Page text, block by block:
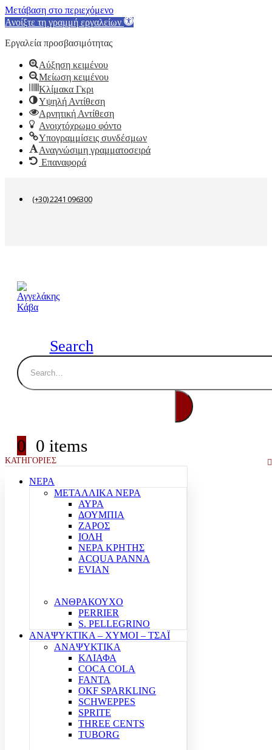
Μετάβαση στο περιεχόμενο
Ανοίξτε τη γραμμή εργαλείων
Εργαλεία προσβασιμότητας
Αύξηση κειμένου
Μείωση κειμένου
Κλίμακα Γκρι
Υψηλή Αντίθεση
Αρνητική Αντίθεση
Ανοιχτόχρωμο φόντο
Υπογραμμίσεις συνδέσμων
Αναγνώσιμη γραμματοσειρά
Επαναφορά
(+30) 2241 096300
Search
0 0 items
ΚΑΤΗΓΟΡΙΕΣ
ΝΕΡΑ
ΜΕΤΑΛΛΙΚΑ ΝΕΡΑ
ΑΥΡΑ
ΔΟΥΜΠΙΑ
ΖΑΡΟΣ
ΙΟΛΗ
ΝΕΡΑ ΚΡΗΤΗΣ
ACQUA PANNA
EVIAN
ΑΝΘΡΑΚΟΥΧΟ
PERRIER
S. PELLEGRINO
ΑΝΑΨΥΚΤΙΚΑ – ΧΥΜΟΙ – ΤΣΑΪ
ΑΝΑΨΥΚΤΙΚΑ
ΚΛΙΑΦΑ
COCA COLA
FANTA
OKF SPARKLING
SCHWEPPES
SPRITE
THREE CENTS
TUBORG